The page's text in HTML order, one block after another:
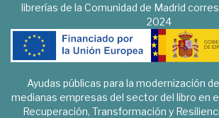
librerías de la Comunidad de Madrid
2024
Ayudas públicas para la modernización
medianas empresas del sector del libro en
Recuperación, Transformación y